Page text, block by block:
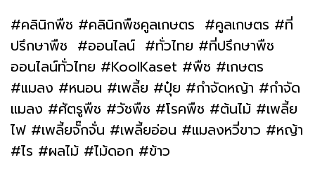
#คลินิกพืช #คลินิกพืชคูลเกษตร #คูลเกษตร #ที่
ปรึกษาพืช #ออนไลน์ #ทั่วไทย #ที่ปรึกษาพืช
ออนไลน์ทั่วไทย #KoolKaset #พืช #เกษตร
#แมลง #หนอน #เพลี้ย #ปุ๋ย #กำจัดหญ้า #กำจัด
แมลง #ศัตรูพืช #วัชพืช #โรคพืช #ต้นไม้ #เพลี้ย
ไฟ #เพลี้ยจั๊กจั่น #เพลี้ยอ่อน #แมลงหวี่ขาว #หญ้า
#ไร #ผลไม้ #ไม้ดอก #ข้าว